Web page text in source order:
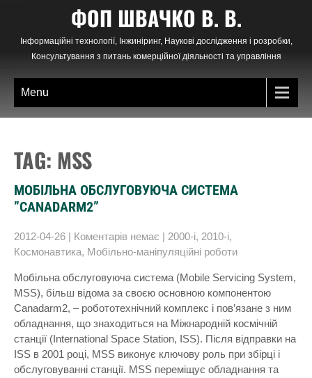
content
ФОП ШВАЧКО В. В.
Інформаційні технології, Інжиніринг, Наукові дослідження і розробки,
Консультування з питань комерційної діяльності та управління
Menu
TAG: MSS
МОБІЛЬНА ОБСЛУГОВУЮЧА СИСТЕМА
”CANADARM2”
2012-04-26 | Коментарів немає | 2000-і, 2010-і,
Космонавтика, Мобільно-маніпуляційні роботи
Мобільна обслуговуюча система (Mobile Servicing System,
MSS), більш відома за своєю основною компонентою
Canadarm2, – робототехнічний комплекс і пов’язане з ним
обладнання, що знаходиться на Міжнародній космічній
станції (International Space Station, ISS). Після відправки на
ISS в 2001 році, MSS виконує ключову роль при збірці і
обслуговуванні станції. MSS переміщує обладнання та